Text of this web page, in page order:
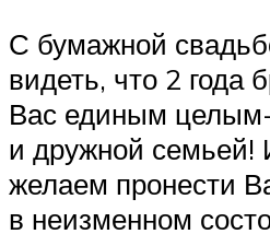
С бумажной
видеть, что 2 года
Вас единым
и дружной семьей!
желаем пронести
в неизменном